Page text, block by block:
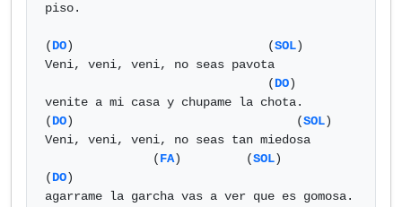
piso.
(DO)                           (SOL)
Veni, veni, veni, no seas pavota
                               (
DO)
venite a mi casa y chupame la chota.
(DO)                               (SOL)
Veni, veni, veni, no seas tan miedosa
               (
FA)         (SOL)
(DO)
agarrame la garcha vas a ver que es gomosa.